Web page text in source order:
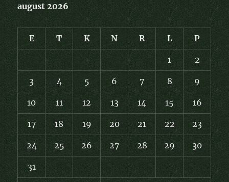
august 2026
E T K N R L P
1 2
3 4 5 6 7 8 9
10 11 12 13 14 15 16
17 18 19 20 21 22 23
24 25 26 27 28 29 30
31